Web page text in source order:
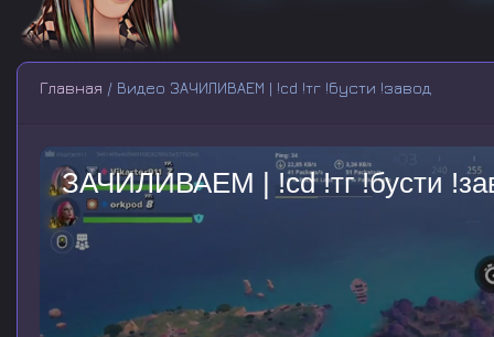
Главная / Видео ЗАЧИЛИВАЕМ | !cd !тг !бусти !завод
ЗАЧИЛИВАЕМ | !cd !тг !бусти